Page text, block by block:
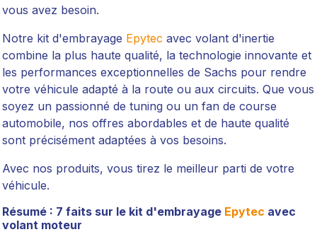
vous avez besoin.
Notre kit d'embrayage Epytec avec volant d'inertie
combine la plus haute qualité, la technologie innovante et
les performances exceptionnelles de Sachs pour rendre
votre véhicule adapté à la route ou aux circuits. Que vous
soyez un passionné de tuning ou un fan de course
automobile, nos offres abordables et de haute qualité
sont précisément adaptées à vos besoins.
Avec nos produits, vous tirez le meilleur parti de votre
véhicule.
Résumé : 7 faits sur le kit d'embrayage Epytec avec
volant moteur